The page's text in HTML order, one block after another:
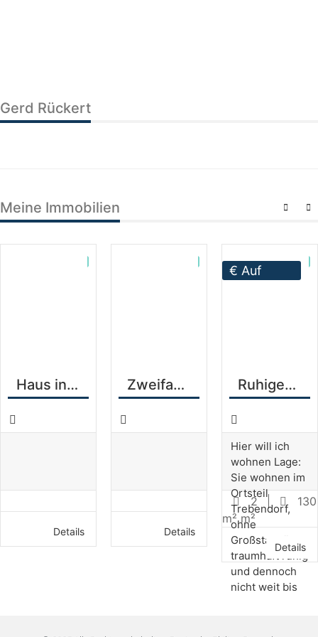
Gerd Rückert
Meine Immobilien
Haus in Lauchhammer
Details
Zweifamilienhaus in Weißwasser
Details
Ruhiges Wohnen am Trebendorfer See
€ Auf
Hier will ich
wohnen Lage:
Sie wohnen im
Ortsteil
Trebendorf,
ohne
Großstadtlärm,
traumhaft ruhig
und dennoch
nicht weit bis
Spremberg.
2
130
m² m²
Details